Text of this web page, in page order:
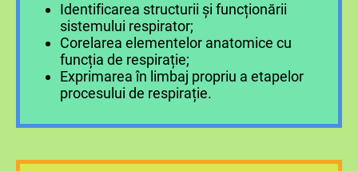
Identificarea structurii și funcționării
sistemului respirator;
Corelarea elementelor anatomice cu
funcția de respirație;
Exprimarea în limbaj propriu a etapelor
procesului de respirație.